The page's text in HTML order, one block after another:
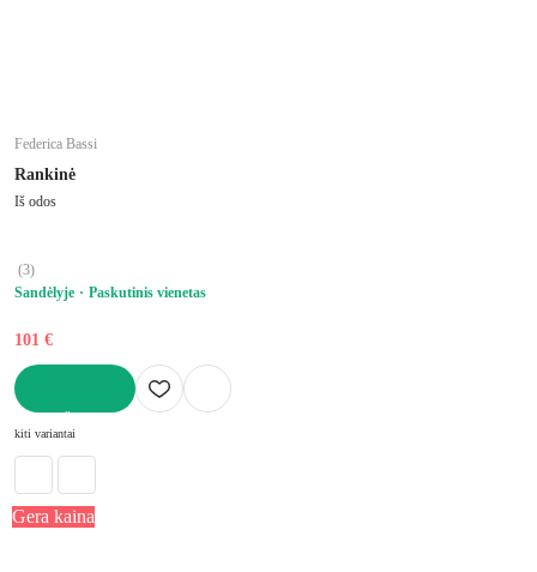
Federica Bassi
Rankinė
Iš odos
(3)
Sandėlyje
Paskutinis vienetas
101 €
kiti variantai
Gera kaina